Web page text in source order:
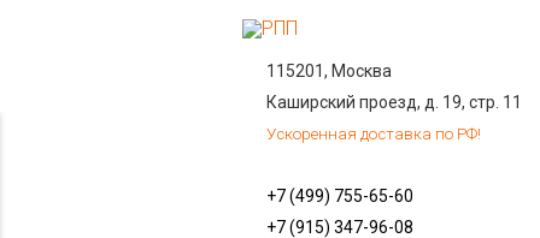
115201, Москва
Каширский проезд, д. 19, стр. 11
Ускоренная доставка по РФ!
+7 (499) 755-65-60
+7 (915) 347-96-08